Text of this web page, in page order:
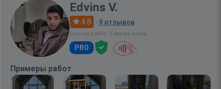
Edvins V.
4.8 · 9 отзывов
Был на сайте: 5 минут назад
PRO
Примеры работ